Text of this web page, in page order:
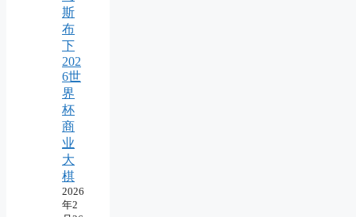
斯
布
下
202
6世
界
杯
商
业
大
棋
2026
年2